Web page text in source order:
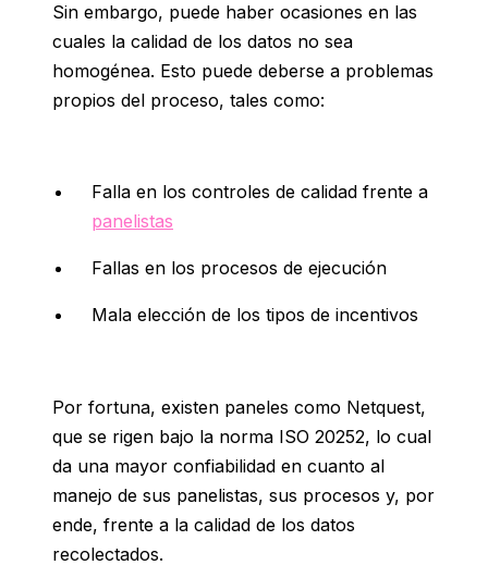
Sin embargo, puede haber ocasiones en las
cuales la calidad de los datos no sea
homogénea. Esto puede deberse a problemas
propios del proceso, tales como:
Falla en los controles de calidad frente a
panelistas
Fallas en los procesos de ejecución
Mala elección de los tipos de incentivos
Por fortuna, existen paneles como Netquest,
que se rigen bajo la norma ISO 20252, lo cual
da una mayor confiabilidad en cuanto al
manejo de sus panelistas, sus procesos y, por
ende, frente a la calidad de los datos
recolectados.